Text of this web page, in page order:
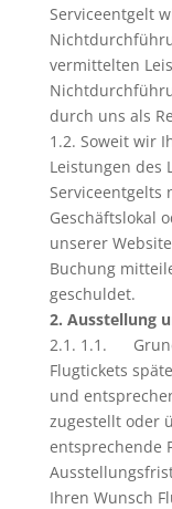
Serviceentgelt
vermittelten
durch uns als
1.2. Soweit wir
Leistungen des
Serviceentgelts
Geschäftslokal
unserer
Buchung
geschuldet.
2. Ausstellung
2.1. 1.1.
Flugtickets
und
zugestellt oder
entsprechende
Ihren Wunsch